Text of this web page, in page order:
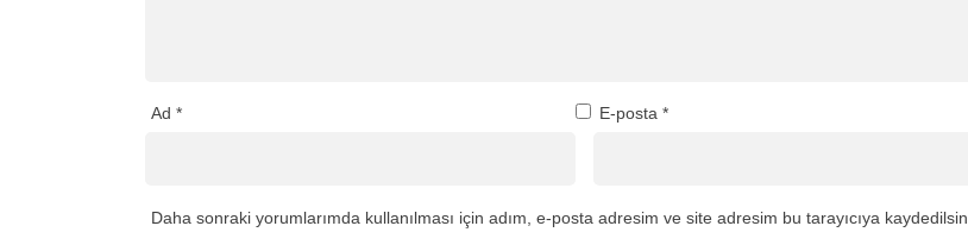
Ad * E-posta *
Daha sonraki yorumlarımda kullanılması için adım, e-posta adresim ve site adresim bu tarayıcıya kaydedilsin.